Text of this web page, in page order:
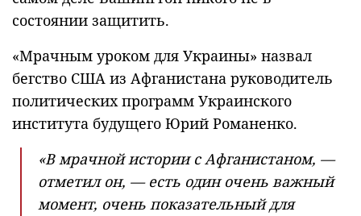
состоянии защитить.
«Мрачным уроком для Украины» назвал
бегство США из Афганистана руководитель
политических программ Украинского
института будущего Юрий Романенко.
«В мрачной истории с Афганистаном, —
отметил он, — есть один очень важный
момент, очень показательный для